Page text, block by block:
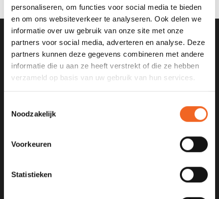
personaliseren, om functies voor social media te bieden
en om ons websiteverkeer te analyseren. Ook delen we
informatie over uw gebruik van onze site met onze
partners voor social media, adverteren en analyse. Deze
partners kunnen deze gegevens combineren met andere
informatie die u aan ze heeft verstrekt of die ze hebben
verzameld op basis van uw gebruik van hun services.
Noodzakelijk
Voorkeuren
Statistieken
SCHRIJF JE IN VOOR ONZE
NIEUWSBRIEF